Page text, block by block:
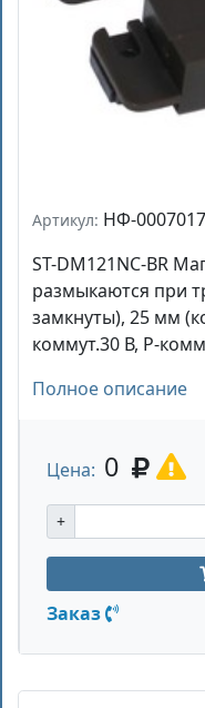
Артикул: НФ-
ST-DM121NC-BR
размыкаются при
замкнуты), 25 мм
коммут.30 В, P-
Полное описание
Цена: 0
+
Заказ